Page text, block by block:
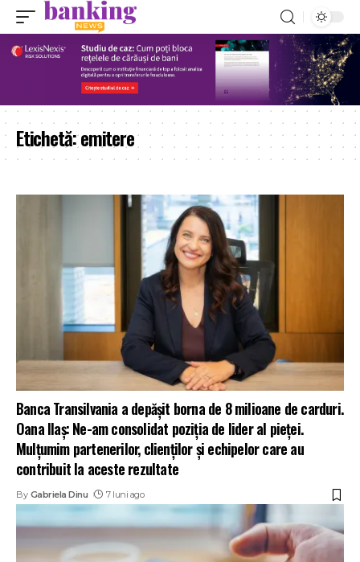
Etichetă:emitere
Banca Transilvania a depășit borna de 8 milioane de carduri.
Oana Ilaș: Ne-am consolidat poziția de lider al pieței.
Mulțumim partenerilor, clienților și echipelor care au
contribuit la aceste rezultate
By Gabriela Dinu 7 luni ago